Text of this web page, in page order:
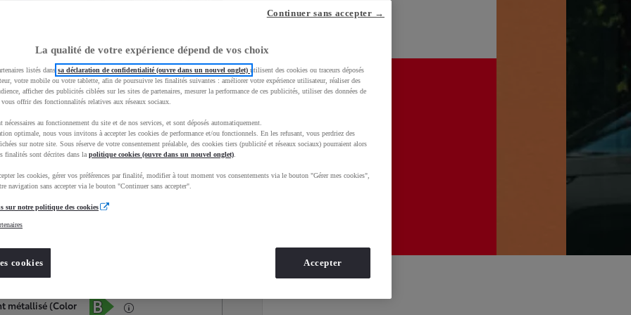
Services Concession
Occasions
métallisé (Color
La qualité de votre expérience dépend de vos choix
listés dans sa déclaration de confidentialité (ouvre dans un nouvel onglet) utilisent des cookies ou traceurs déposés
votre mobile ou votre tablette, afin de poursuivre les finalités suivantes : améliorer votre expérience utilisateur, réaliser des
afficher des publicités ciblées sur les sites de partenaires, mesurer la performance de ces publicités, utiliser des données de
offrir des fonctionnalités relatives aux réseaux sociaux.
nécessaires au fonctionnement du site et de nos services, et sont déposés automatiquement.
optimale, nous vous invitons à accepter les cookies de performance et/ou fonctionnels. En les refusant, vous perdriez des
sur notre site. Sous réserve de votre consentement préalable, des cookies tiers (publicité et réseaux sociaux) pourraient alors
finalités sont décrites dans la politique cookies (ouvre dans un nouvel onglet)
les cookies, gérer vos préférences par finalité, modifier à tout moment vos consentements via le bouton "Gérer mes cookies",
navigation sans accepter via le bouton "Continuer sans accepter".
sur notre politique des cookies
cookies
Continuer sans accepter →
Accepter